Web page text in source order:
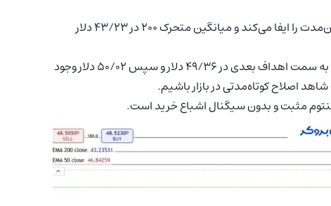
میانگین متحرک نمایی ۵۰ در سطح ۴۶/۸۴ دلار نقش حمایت میان‌مدت را ایفا می‌کند و میانگین متحرک ۲۰۰ در ۴۳/۲۳ دلار
در صورت عبور قاطع از مقاومت ۴۸/۷۶ دلار، احتمال حرکت قیمت به سمت اهداف بعدی در ۴۹/۳۶ دلار و سپس ۵۰/۰۲ دلار وجود